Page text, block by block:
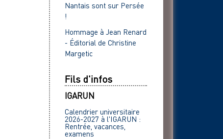
Nantais sont sur Persée
!
Hommage à Jean Renard
- Éditorial de Christine
Margetic
Fils d'infos
IGARUN
Calendrier universitaire
2026-2027 à l'IGARUN :
Rentrée, vacances,
examens